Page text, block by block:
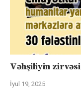
Vəhşiliyin zirvəsi
İyul 19, 2025